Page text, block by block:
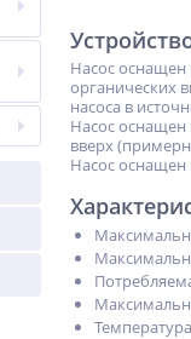
Насос оснащен
органических
насоса в
Насос
вверх
Насос оснащен